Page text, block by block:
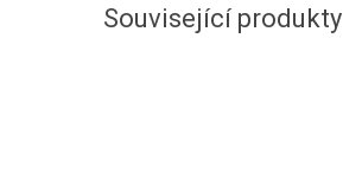
Související produkty